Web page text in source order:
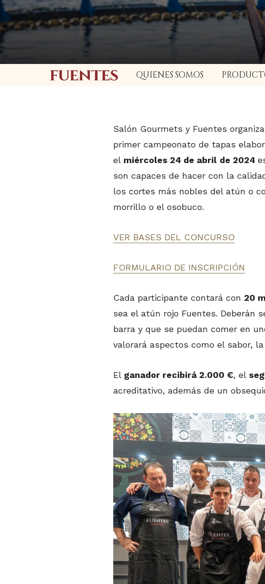
QUIENES SOMOS
Salón Gourmets y Fuentes
primer campeonato de tapas
el miércoles 24 de abril de 2024
son capaces de hacer con la
los cortes más nobles del atún o
morrillo o el osobuco.
VER BASES DEL CONCURSO
FORMULARIO DE INSCRIPCIÓN
Cada participante contará con 20
sea el atún rojo Fuentes. Deberán
barra y que se puedan comer en
valorará aspectos como el sabor,
El ganador recibirá 2.000 €, el
acreditativo, además de un